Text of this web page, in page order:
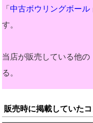
「中古ボウリングボール
す。
当店が販売している他の
る。
販売時に掲載していた